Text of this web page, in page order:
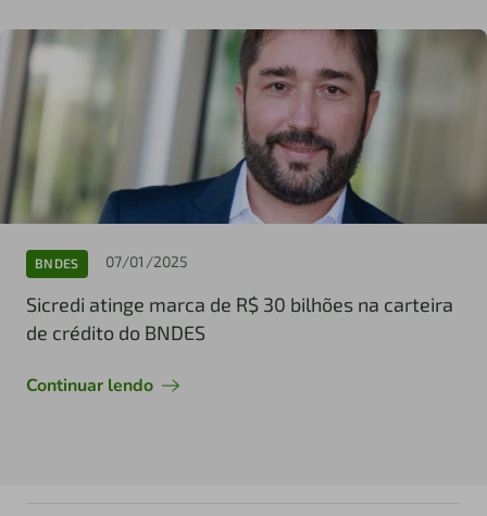
BNDES 07/01/2025
Sicredi atinge marca de R$ 30 bilhões na carteira
de crédito do BNDES
Continuar lendo